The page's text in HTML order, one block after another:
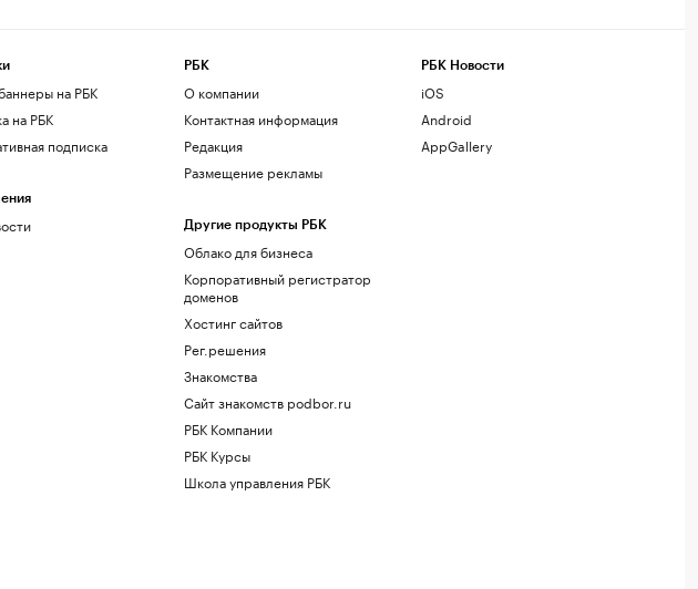
на РБК
на РБК
подписка
РБК
О компании
Контактная информация
Редакция
Размещение рекламы
Другие продукты РБК
Облако для бизнеса
Корпоративный регистратор
доменов
Хостинг сайтов
Рег.решения
Знакомства
Сайт знакомств podbor.ru
РБК Компании
РБК Курсы
Школа управления РБК
РБК Новости
iOS
Android
AppGallery